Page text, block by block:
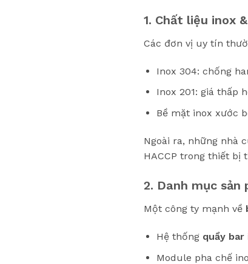
1. Chất liệu inox
Các đơn vị uy tín
Inox 304: chống
Inox 201: giá thấp
Bề mặt inox xước
Ngoài ra, những nhà
HACCP trong thiết bị
2. Danh mục sản
Một công ty mạnh về
Hệ thống quầy
Module pha chế